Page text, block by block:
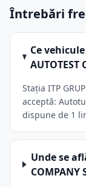
Întrebări
Ce
AUTOTEST
Stația ITP
acceptă:
dispune de 1
Unde se
COMPANY